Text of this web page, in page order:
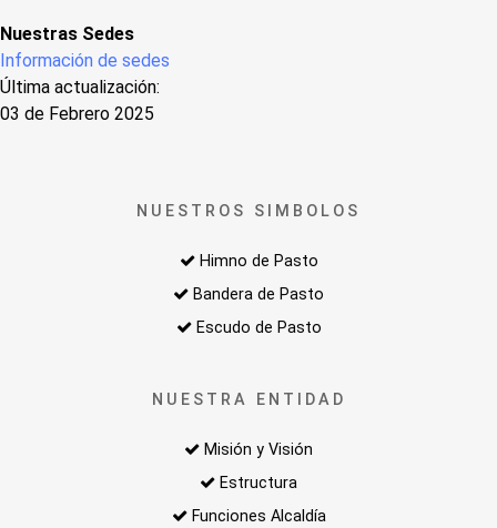
Nuestras Sedes
Información de sedes
Última actualización:
03 de Febrero 2025
NUESTROS SIMBOLOS
Himno de Pasto
Bandera de Pasto
Escudo de Pasto
NUESTRA ENTIDAD
Misión y Visión
Estructura
Funciones Alcaldía